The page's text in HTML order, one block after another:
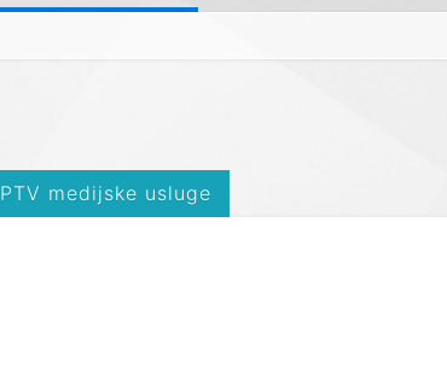
medijske usluge